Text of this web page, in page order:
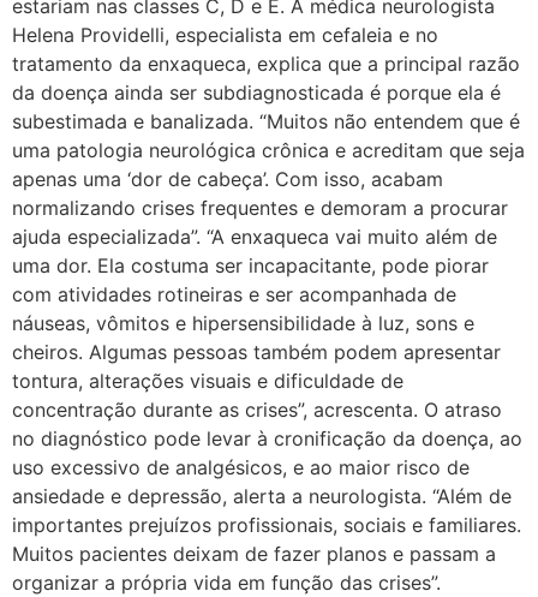
estariam nas classes C, D e E. A médica neurologista
Helena Providelli, especialista em cefaleia e no
tratamento da enxaqueca, explica que a principal razão
da doença ainda ser subdiagnosticada é porque ela é
subestimada e banalizada. “Muitos não entendem que é
uma patologia neurológica crônica e acreditam que seja
apenas uma ‘dor de cabeça’. Com isso, acabam
normalizando crises frequentes e demoram a procurar
ajuda especializada”. “A enxaqueca vai muito além de
uma dor. Ela costuma ser incapacitante, pode piorar
com atividades rotineiras e ser acompanhada de
náuseas, vômitos e hipersensibilidade à luz, sons e
cheiros. Algumas pessoas também podem apresentar
tontura, alterações visuais e dificuldade de
concentração durante as crises”, acrescenta. O atraso
no diagnóstico pode levar à cronificação da doença, ao
uso excessivo de analgésicos, e ao maior risco de
ansiedade e depressão, alerta a neurologista. “Além de
importantes prejuízos profissionais, sociais e familiares.
Muitos pacientes deixam de fazer planos e passam a
organizar a própria vida em função das crises”.